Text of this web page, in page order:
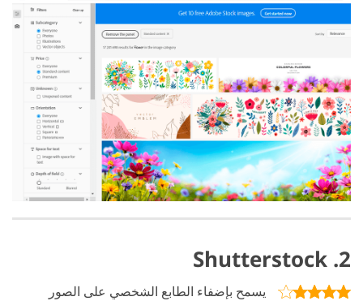
2. Shutterstock
يسمح بإضفاء الطابع الشخصي على الصور